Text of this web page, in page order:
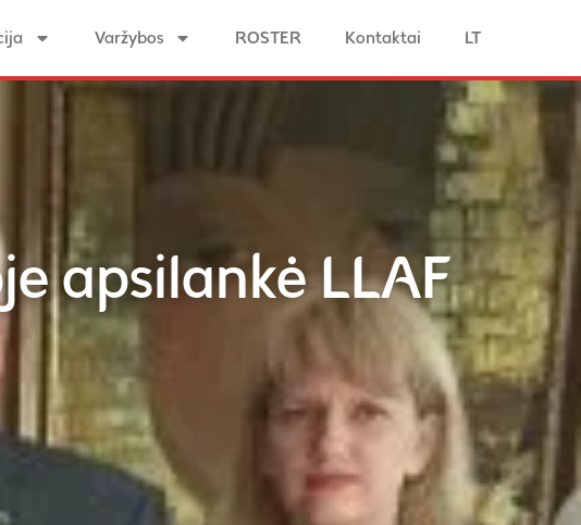
Varžybos ROSTER Kontaktai LT
apsilankė LLAF